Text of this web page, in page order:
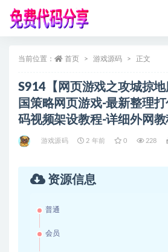
当前位置： 首页 游戏源码 正文
S914【网页游戏之攻城掠
国策略网页游戏-最新整理
码视频架设教程-详细外网教
游戏源码 2 年前 0 228
资源信息
普通
会员